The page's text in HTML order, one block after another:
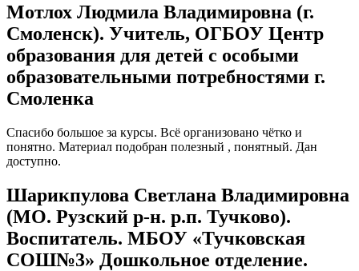
Мотлох Людмила Владимировна (г.
Смоленск). Учитель, ОГБОУ Центр
образования для детей с особыми
образовательными потребностями г.
Смоленка
Спасибо большое за курсы. Всё организовано чётко и
понятно. Материал подобран полезный , понятный. Дан
доступно.
Шарикпулова Светлана Владимировна
(МО. Рузский р-н. р.п. Тучково).
Воспитатель. МБОУ «Тучковская
СОШ№3» Дошкольное отделение.